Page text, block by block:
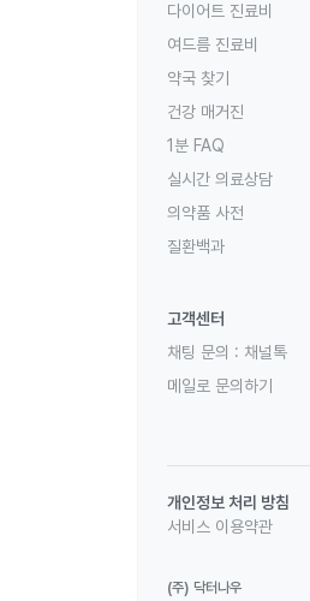
다이어트 진료비
여드름 진료비
약국 찾기
건강 매거진
1분 FAQ
실시간 의료상담
의약품 사전
질환백과
고객센터
채팅 문의 : 채널톡
메일로 문의하기
개인정보 처리 방침
서비스 이용약관
(주) 닥터나우